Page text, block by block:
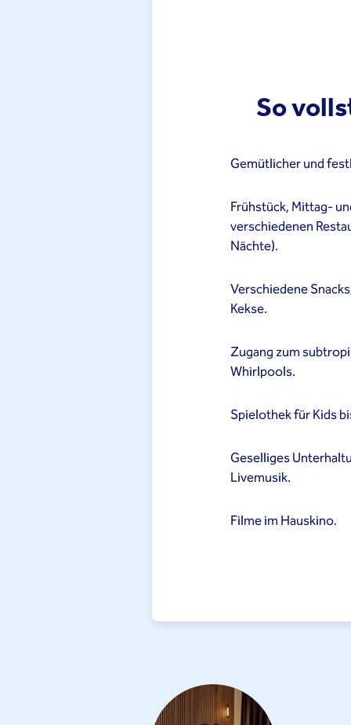
So
Gemütlicher und
Frühstück, Mittag-
verschiedenen
Nächte).
Verschiedene
Kekse.
Zugang zum
Whirlpools.
Spielothek für Kids
Geselliges
Livemusik.
Filme im Hauskino.